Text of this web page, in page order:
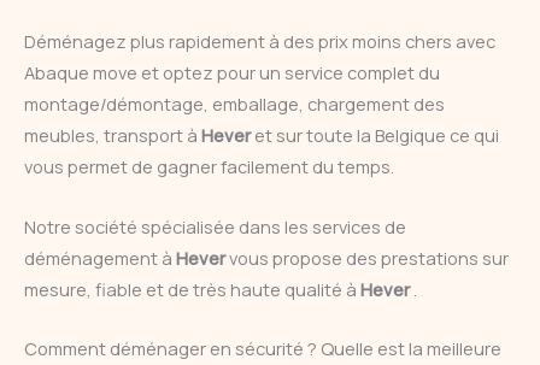
Déménagez plus rapidement à des prix moins chers avec
Abaque move et optez pour un service complet du
montage/démontage, emballage, chargement des
meubles, transport à Heveret sur toute la Belgique ce qui
vous permet de gagner facilement du temps.
Notre société spécialisée dans les services de
déménagement à Hevervous propose des prestations sur
mesure, fiable et de très haute qualité à Hever
Comment déménager en sécurité ? Quelle est la meilleure